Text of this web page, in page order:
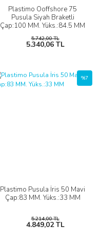
Plastimo Ooffshore 75
Pusula Siyah Braketli
Çap:100 MM. Yüks.:84.5 MM
5.742,00 TL
5.340,06 TL
Plastimo Pusula İris 50 Mavi
Çap:83 MM. Yüks.:33 MM
%7
5.214,00 TL
4.849,02 TL